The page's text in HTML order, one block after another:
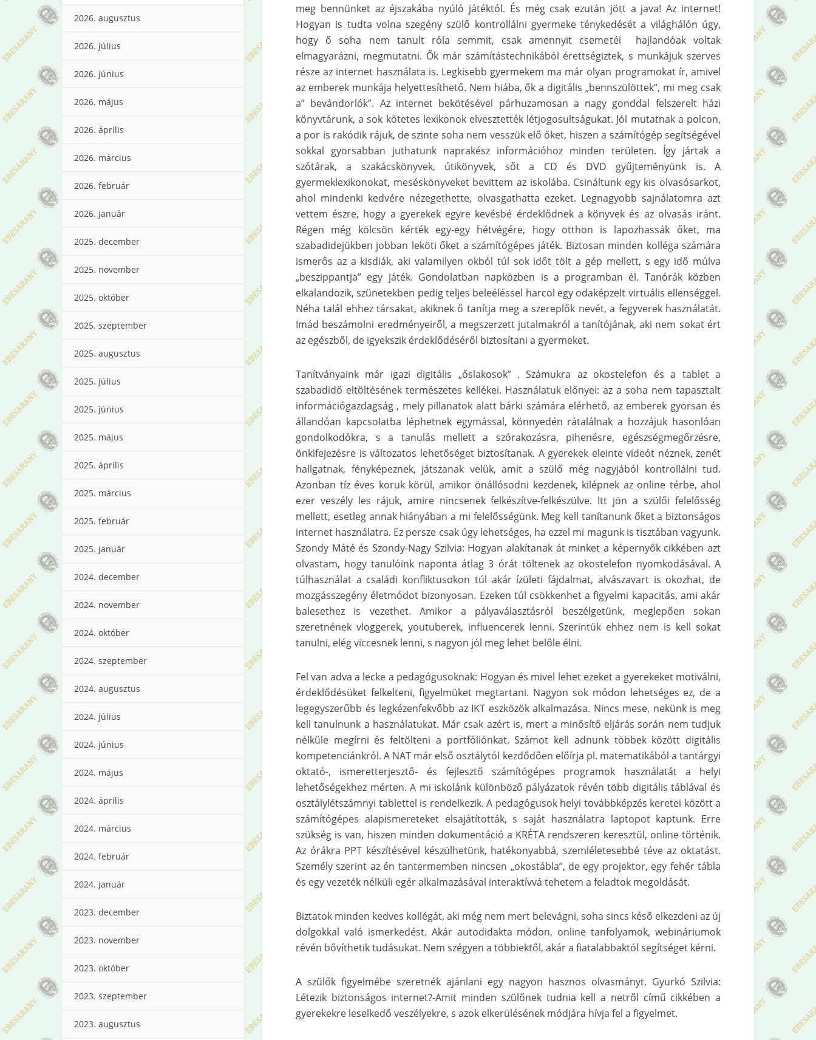
2026. augusztus
2026. július
2026. június
2026. május
2026. április
2026. március
2026. február
2026. január
2025. december
2025. november
2025. október
2025. szeptember
2025. augusztus
2025. július
2025. június
2025. május
2025. április
2025. március
2025. február
2025. január
2024. december
2024. november
2024. október
2024. szeptember
2024. augusztus
2024. július
2024. június
2024. május
2024. április
2024. március
2024. február
2024. január
2023. december
2023. november
2023. október
2023. szeptember
2023. augusztus
meg bennünket az éjszakába nyúló játéktól. És még csak ezután jött a java! Az internet!
Hogyan is tudta volna szegény szülő kontrollálni gyermeke ténykedését a világhálón úgy,
hogy ő soha nem tanult róla semmit, csak amennyit csemetéi hajlandóak voltak
elmagyarázni, megmutatni. Ők már számítástechnikából érettségiztek, s munkájuk szerves
része az internet használata is. Legkisebb gyermekem ma már olyan programokat ír, amivel
az emberek munkája helyettesíthető. Nem hiába, ők a digitális „bennszülöttek”, mi meg csak
a” bevándorlók”. Az internet bekötésével párhuzamosan a nagy gonddal felszerelt házi
könyvtárunk, a sok kötetes lexikonok elvesztették létjogosultságukat. Jól mutatnak a polcon,
a por is rakódik rájuk, de szinte soha nem vesszük elő őket, hiszen a számítógép segítségével
sokkal gyorsabban juthatunk naprakész információhoz minden területen. Így jártak a
szótárak, a szakácskönyvek, útikönyvek, sőt a CD és DVD gyűjteményünk is. A
gyermeklexikonokat, meséskönyveket bevittem az iskolába. Csináltunk egy kis olvasósarkot,
ahol mindenki kedvére nézegethette, olvasgathatta ezeket. Legnagyobb sajnálatomra azt
vettem észre, hogy a gyerekek egyre kevésbé érdeklődnek a könyvek és az olvasás iránt.
Régen még kölcsön kérték egy-egy hétvégére, hogy otthon is lapozhassák őket, ma
szabadidejükben jobban leköti őket a számítógépes játék. Biztosan minden kolléga számára
ismerős az a kisdiák, aki valamilyen okból túl sok időt tölt a gép mellett, s egy idő múlva
„beszippantja” egy játék. Gondolatban napközben is a programban él. Tanórák közben
elkalandozik, szünetekben pedig teljes beleéléssel harcol egy odaképzelt virtuális ellenséggel.
Néha talál ehhez társakat, akiknek ő tanítja meg a szereplők nevét, a fegyverek használatát.
Imád beszámolni eredményeiről, a megszerzett jutalmakról a tanítójának, aki nem sokat ért
az egészből, de igyekszik érdeklődéséről biztosítani a gyermeket.
Tanítványaink már igazi digitális „őslakosok” . Számukra az okostelefon és a tablet a
szabadidő eltöltésének természetes kellékei. Használatuk előnyei: az a soha nem tapasztalt
információgazdagság , mely pillanatok alatt bárki számára elérhető, az emberek gyorsan és
állandóan kapcsolatba léphetnek egymással, könnyedén rátalálnak a hozzájuk hasonlóan
gondolkodókra, s a tanulás mellett a szórakozásra, pihenésre, egészségmegőrzésre,
önkifejezésre is változatos lehetőséget biztosítanak. A gyerekek eleinte videót néznek, zenét
hallgatnak, fényképeznek, játszanak velük, amit a szülő még nagyjából kontrollálni tud.
Azonban tíz éves koruk körül, amikor önállósodni kezdenek, kilépnek az online térbe, ahol
ezer veszély les rájuk, amire nincsenek felkészítve-felkészülve. Itt jön a szülői felelősség
mellett, esetleg annak hiányában a mi felelősségünk. Meg kell tanítanunk őket a biztonságos
internet használatra. Ez persze csak úgy lehetséges, ha ezzel mi magunk is tisztában vagyunk.
Szondy Máté és Szondy-Nagy Szilvia: Hogyan alakítanak át minket a képernyők cikkében azt
olvastam, hogy tanulóink naponta átlag 3 órát töltenek az okostelefon nyomkodásával. A
túlhasználat a családi konfliktusokon túl akár ízületi fájdalmat, alvászavart is okozhat, de
mozgásszegény életmódot bizonyosan. Ezeken túl csökkenhet a figyelmi kapacitás, ami akár
balesethez is vezethet. Amikor a pályaválasztásról beszélgetünk, meglepően sokan
szeretnének vloggerek, youtuberek, influencerek lenni. Szerintük ehhez nem is kell sokat
tanulni, elég viccesnek lenni, s nagyon jól meg lehet belőle élni.
Fel van adva a lecke a pedagógusoknak: Hogyan és mivel lehet ezeket a gyerekeket motiválni,
érdeklődésüket felkelteni, figyelmüket megtartani. Nagyon sok módon lehetséges ez, de a
legegyszerűbb és legkézenfekvőbb az IKT eszközök alkalmazása. Nincs mese, nekünk is meg
kell tanulnunk a használatukat. Már csak azért is, mert a minősítő eljárás során nem tudjuk
nélküle megírni és feltölteni a portfóliónkat. Számot kell adnunk többek között digitális
kompetenciánkról. A NAT már első osztálytól kezdődően előírja pl. matematikából a tantárgyi
oktató-, ismeretterjesztő- és fejlesztő számítógépes programok használatát a helyi
lehetőségekhez mérten. A mi iskolánk különböző pályázatok révén több digitális táblával és
osztálylétszámnyi tablettel is rendelkezik. A pedagógusok helyi továbbképzés keretei között a
számítógépes alapismereteket elsajátították, s saját használatra laptopot kaptunk. Erre
szükség is van, hiszen minden dokumentáció a KRÉTA rendszeren keresztül, online történik.
Az órákra PPT készítésével készülhetünk, hatékonyabbá, szemléletesebbé téve az oktatást.
Személy szerint az én tantermemben nincsen „okostábla”, de egy projektor, egy fehér tábla
és egy vezeték nélküli egér alkalmazásával interaktívvá tehetem a feladtok megoldását.
Biztatok minden kedves kollégát, aki még nem mert belevágni, soha sincs késő elkezdeni az új
dolgokkal való ismerkedést. Akár autodidakta módon, online tanfolyamok, webináriumok
révén bővíthetik tudásukat. Nem szégyen a többiektől, akár a fiatalabbaktól segítséget kérni.
A szülők figyelmébe szeretnék ajánlani egy nagyon hasznos olvasmányt. Gyurkó Szilvia:
Létezik biztonságos internet?-Amit minden szülőnek tudnia kell a netről című cikkében a
gyerekekre leselkedő veszélyekre, s azok elkerülésének módjára hívja fel a figyelmet.